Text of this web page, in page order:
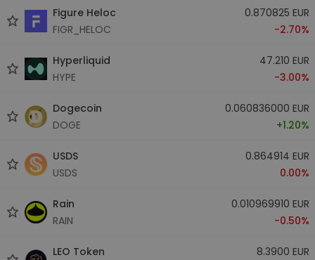
Figure Heloc
FIGR_HELOC
0.870825 EUR
-2.70%
Hyperliquid
HYPE
47.210 EUR
-3.00%
Dogecoin
DOGE
0.060836000 EUR
+1.20%
USDS
USDS
0.864914 EUR
0.00%
Rain
RAIN
0.010969910 EUR
-0.50%
LEO Token
8.3900 EUR